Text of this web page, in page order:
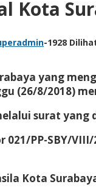
Kota
-1928
yang
(26/8/2018)
surat
021/PP-SBY/
Kota